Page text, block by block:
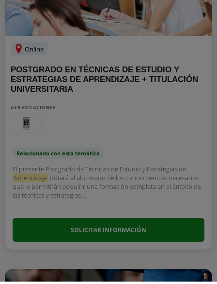
Online
POSTGRADO EN TÉCNICAS DE ESTUDIO Y
ESTRATEGIAS DE APRENDIZAJE + TITULACIÓN
UNIVERSITARIA
ACREDITACIONES
Relacionado con esta temática
El presente Postgrado de Técnicas de Estudio y Estrategias de
Aprendizaje dotará al alumnado de los conocimientos necesarios
que le permitirán adquirir una formación completa en el ámbito de
las técnicas y estrategias...
SOLICITAR INFORMACIÓN